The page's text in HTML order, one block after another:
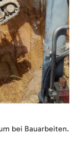
bei Bauarbeiten.